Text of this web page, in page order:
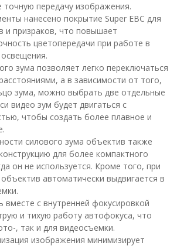
точную передачу изображения.
нанесено покрытие Super EBC для
и призраков, что повышает
цветопередачи при работе в
зума позволяет легко переключаться
а в зависимости от того,
зума, можно выбрать две отдельные
видео зум будет двигаться с
чтобы создать более плавное и
силового зума объектив также
для более компактного
он не используется. Кроме того, при
автоматически выдвигается в
вместе с внутренней фокусировкой
и тихую работу автофокуса, что
, так и для видеосъемки.
изображения минимизирует